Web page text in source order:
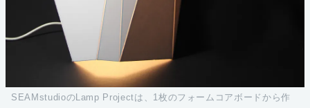
SEAMstudioのLamp Projectは、1枚のフォームコアボードから作